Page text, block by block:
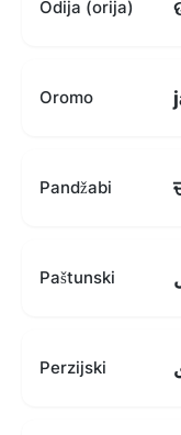
Odija (orija)
Oromo
Pandžabi
Paštunski
Perzijski